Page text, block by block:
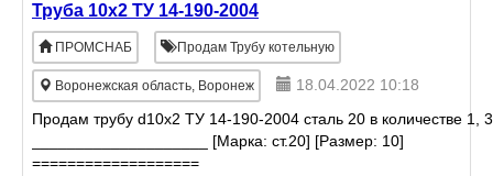
Труба 10х2 ТУ 14-190-2004
ПРОМСНАБ Продам Трубу котельную
Воронежская область, Воронеж
18.04.2022 10:18
Продам трубу d10х2 ТУ 14-190-2004 сталь 20 в количестве 1,
____________________ [Марка: ст.20] [Размер: 10]
===================